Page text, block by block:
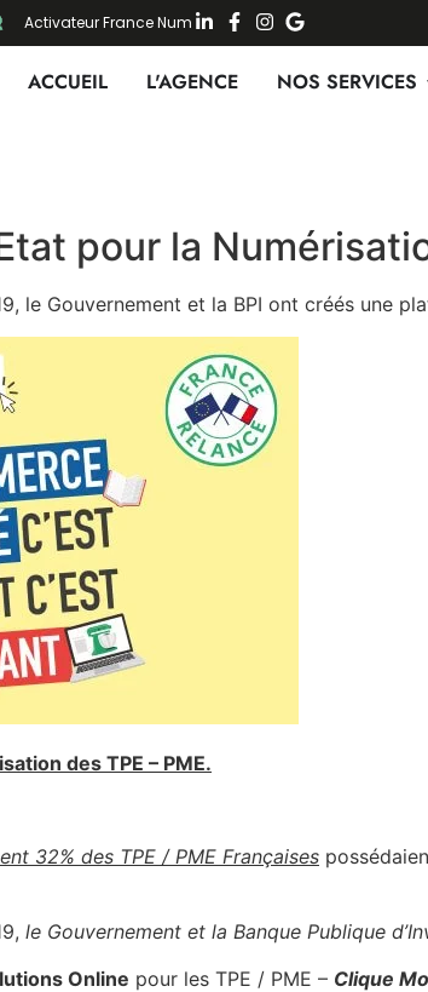
Activateur France Num
ACCUEIL L'AGENCE NOS SERVICES
pour la
le Gouvernement et la BPI ont créés une
des TPE – PME.
32% des TPE / PME Françaises
le Gouvernement et la Banque Publique
Online pour les TPE / PME – Clique